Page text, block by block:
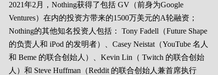
2021年2月，Nothing获得了包括 GV（前身为Google
Ventures）在内的投资方带来的1500万美元的A轮融资；
Nothing的其他知名投资人包括： Tony Fadell（Future Shape
的负责人和 iPod 的发明者）、Casey Neistat（YouTube 名人
和 Beme 的联合创始人）、Kevin Lin（ Twitch 的联合创始
人）和 Steve Huffman（Reddit 的联合创始人兼首席执行